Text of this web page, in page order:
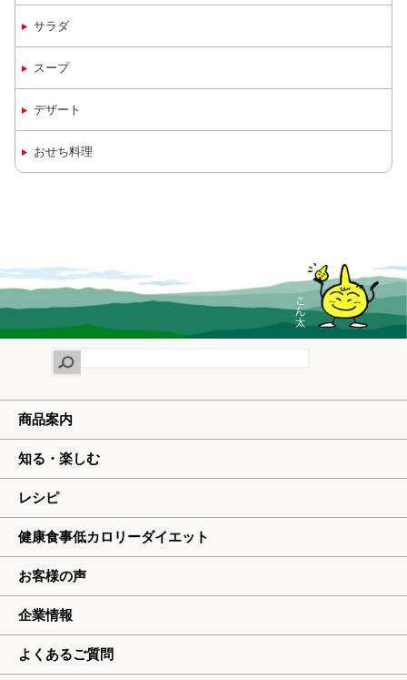
サラダ
スープ
デザート
おせち料理
商品案内
知る・楽しむ
レシピ
健康食事低カロリーダイエット
お客様の声
企業情報
よくあるご質問